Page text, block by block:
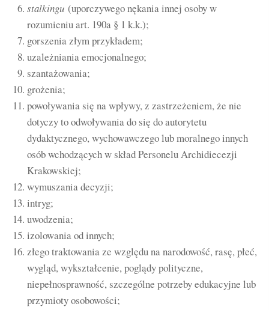
stalkingu (uporczywego nękania innej osoby w
rozumieniu art. 190a § 1 k.k.);
gorszenia złym przykładem;
uzależniania emocjonalnego;
szantażowania;
grożenia;
powoływania się na wpływy, z zastrzeżeniem, że nie
dotyczy to odwoływania do się do autorytetu
dydaktycznego, wychowawczego lub moralnego innych
osób wchodzących w skład Personelu Archidiecezji
Krakowskiej;
wymuszania decyzji;
intryg;
uwodzenia;
izolowania od innych;
złego traktowania ze względu na narodowość, rasę, płeć,
wygląd, wykształcenie, poglądy polityczne,
niepełnosprawność, szczególne potrzeby edukacyjne lub
przymioty osobowości;